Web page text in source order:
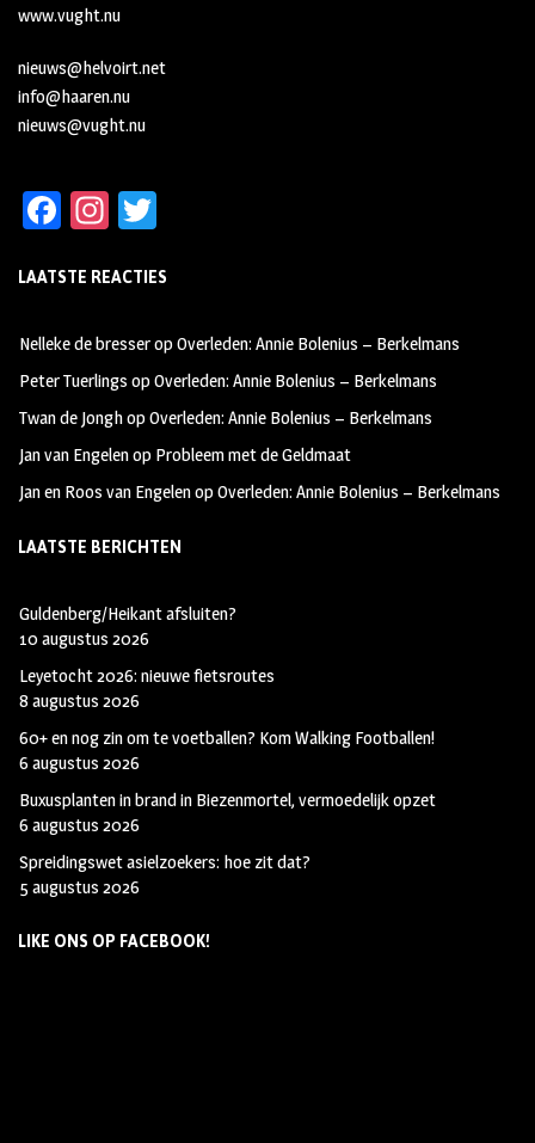
www.vught.nu
nieuws@helvoirt.net
info@haaren.nu
nieuws@vught.nu
Fa
b
oo
k
In
ag
m
tt
LAATSTE REACTIES
Nelleke de bresseropOverleden: Annie Bolenius – Berkelmans
Peter Tuerlings opOverleden: Annie Bolenius – Berkelmans
Twan de JonghopOverleden: Annie Bolenius – Berkelmans
Jan van Engelenop Probleem met de Geldmaat
Jan en Roos van EngelenopOverleden: Annie Bolenius – Berkelmans
LAATSTE BERICHTEN
Guldenberg/Heikant afsluiten?
10 augustus 2026
Leyetocht 2026: nieuwe fietsroutes
8 augustus 2026
60+ en nog zin om te voetballen? Kom Walking Footballen!
6 augustus 2026
Buxusplanten in brand in Biezenmortel, vermoedelijk opzet
6 augustus 2026
Spreidingswet asielzoekers: hoe zit dat?
5 augustus 2026
LIKE ONS OP FACEBOOK!